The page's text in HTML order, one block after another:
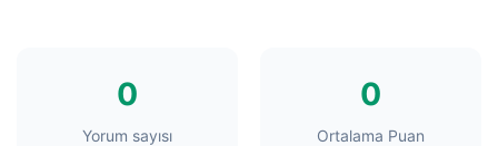
0
Yorum sayısı
0
Ortalama Puan